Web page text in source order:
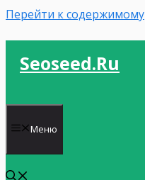
Перейти к содержимому
Seoseed.ru
Меню